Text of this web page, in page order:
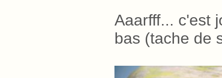
Aaarfff... c'est
bas (tache de